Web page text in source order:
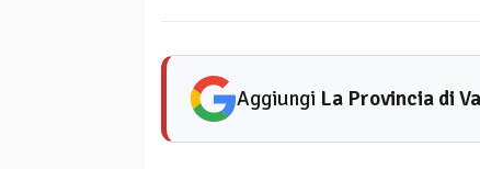
Aggiungi La Provincia di